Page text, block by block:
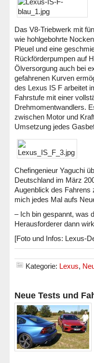
Das V8-Triebwerk mit
wie hohlgebohrte
Pleuel und eine
Rückförderpumpen auf
Ölversorgung auch bei
gefahrenen Kurven
des Lexus IS F arbeitet
Fahrstufe mit einer
Drehmomentwandlers.
zwischen Motor und
Umsetzung jedes
Chefingenieur Yaguchi
Deutschland im März
Augenblick des Fahrens
mich jedes Mal aufs
– Ich bin gespannt, was
Herausforderer dann
[Foto und Infos: Lexus-
Kategorie: Lexus,
Neue Tests und